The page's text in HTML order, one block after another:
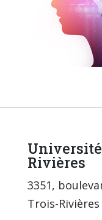
Université
Rivières
3351,
Trois-Rivières